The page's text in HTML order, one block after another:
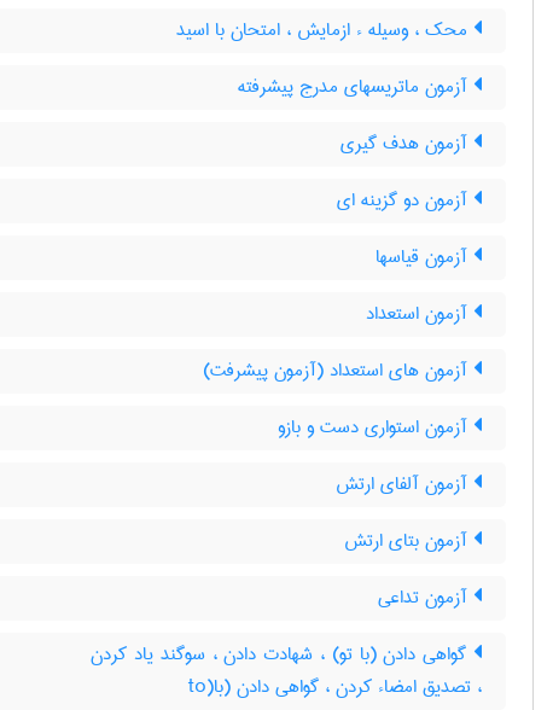
محک ، وسیله ء ازمایش ، امتحان با اسید
آزمون ماتریسهای مدرج پیشرفته
آزمون هدف گیری
آزمون دو گزینه ای
آزمون قیاسها
آزمون استعداد
آزمون های استعداد (آزمون پیشرفت)
آزمون استواری دست و بازو
آزمون آلفای ارتش
آزمون بتای ارتش
آزمون تداعی
گواهی دادن (با تو) ، شهادت دادن ، سوگند یاد کردن
، تصدیق امضاء کردن ، گواهی دادن (با(to